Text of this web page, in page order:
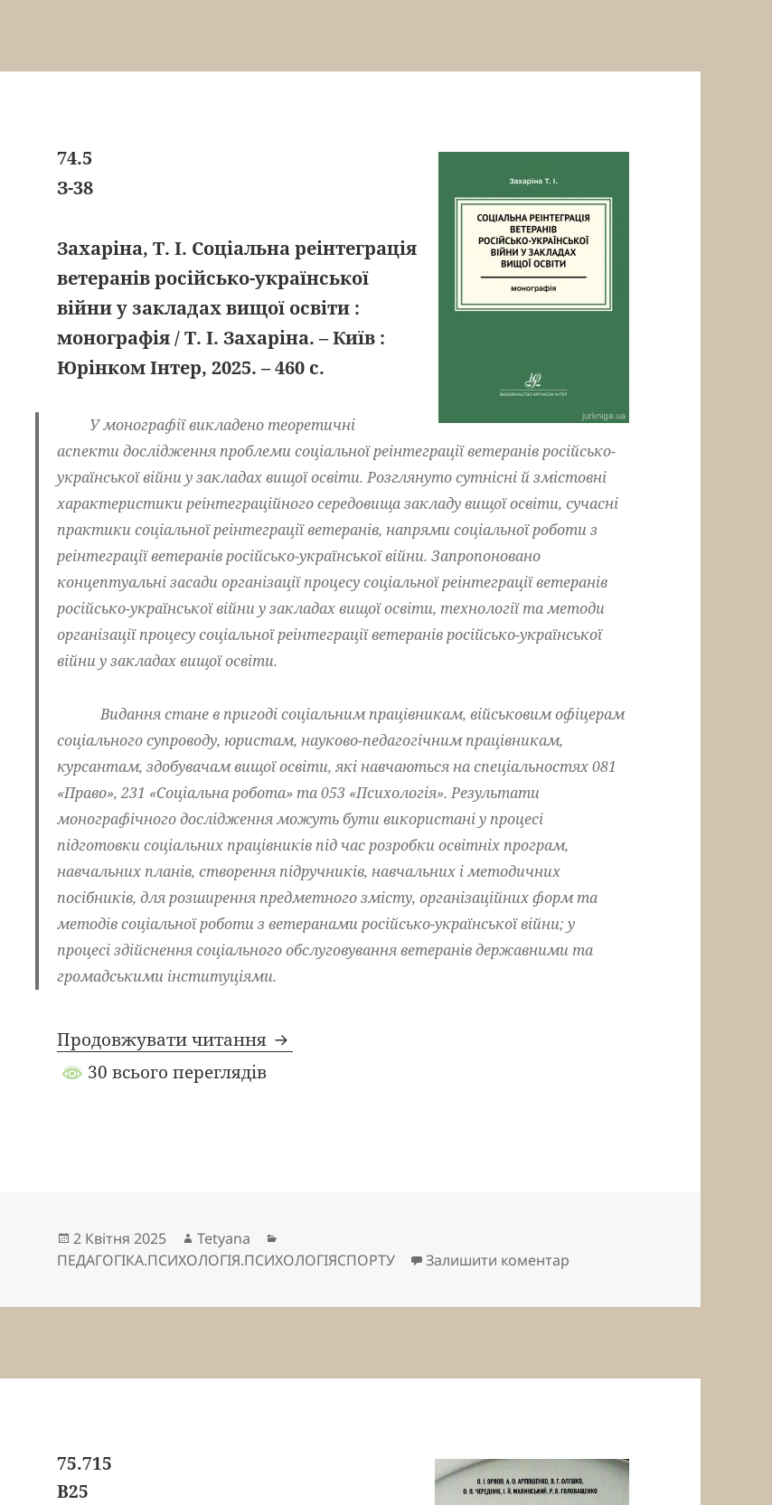
74.5
З-38
Захаріна, Т. І. Соціальна реінтеграція
ветеранів російсько-української
війни у закладах вищої освіти :
монографія / Т. І. Захаріна. – Київ :
Юрінком Інтер, 2025. – 460 с.
У монографії викладено теоретичні
аспекти дослідження проблеми соціальної реінтеграції ветеранів російсько-
української війни у закладах вищої освіти. Розглянуто сутнісні й змістовні
характеристики реінтеграційного середовища закладу вищої освіти, сучасні
практики соціальної реінтеграції ветеранів, напрями соціальної роботи з
реінтеграції ветеранів російсько-української війни. Запропоновано
концептуальні засади організації процесу соціальної реінтеграції ветеранів
російсько-української війни у закладах вищої освіти, технології та методи
організації процесу соціальної реінтеграції ветеранів російсько-української
війни у закладах вищої освіти.
Видання стане в пригоді соціальним працівникам, військовим офіцерам
соціального супроводу, юристам, науково-педагогічним працівникам,
курсантам, здобувачам вищої освіти, які навчаються на спеціальностях 081
«Право», 231 «Соціальна робота» та 053 «Психологія». Результати
монографічного дослідження можуть бути використані у процесі
підготовки соціальних працівників під час розробки освітніх програм,
навчальних планів, створення підручників, навчальних і методичних
посібників, для розширення предметного змісту, організаційних форм та
методів соціальної роботи з ветеранами російсько-української війни; у
процесі здійснення соціального обслуговування ветеранів державними та
громадськими інституціями.
Продовжувати читання
30 всього переглядів
Опубліковано
2 Квітня 2025 Автор
Tetyana
ПЕДАГОГІКА.ПСИХОЛОГІЯ.ПСИХОЛОГІЯСПОРТУ
Залишити коментар
75.715
В25